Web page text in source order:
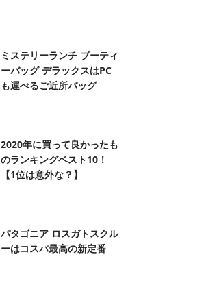
ミステリーランチ ブーティ
ーバッグ デラックスはPC
も運べるご近所バッグ
2020年に買って良かったも
のランキングベスト10！
【1位は意外な？】
パタゴニア ロスガトスクル
ーはコスパ最高の新定番